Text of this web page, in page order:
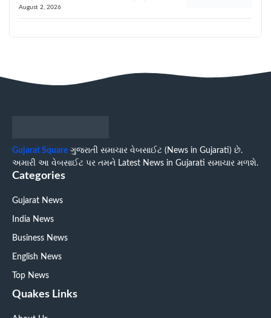
August 2, 2026
Gujarat Square ગુજરાતી સમાચાર વેબસાઈટ (News in Gujarati) છે.
અમારી આ વેબસાઈટ પર તમને Latest News in Gujarati સમાચાર મળશે.
Categories
Gujarat News
India News
Business News
English News
Top News
Quakes Links